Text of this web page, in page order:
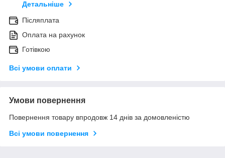
Детальніше
Післяплата
Оплата на рахунок
Готівкою
Всі умови оплати
Умови повернення
Повернення товару впродовж 14 днів за домовленістю
Всі умови повернення